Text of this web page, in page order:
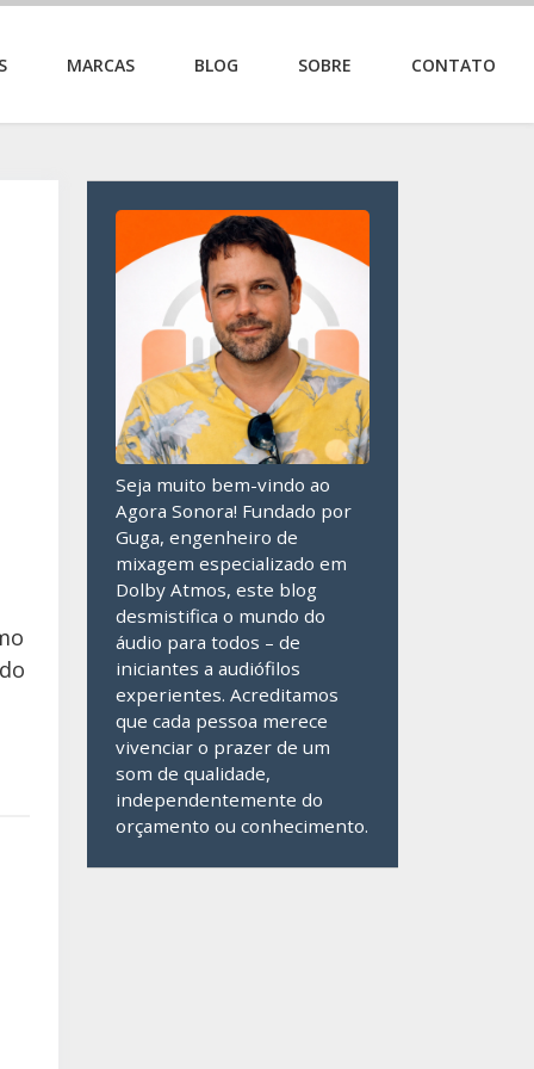
MARCAS BLOG SOBRE CONTATO
Seja muito bem-vindo ao
Agora Sonora! Fundado por
Guga, engenheiro de
mixagem especializado em
Dolby Atmos, este blog
desmistifica o mundo do
áudio para todos – de
iniciantes a audiófilos
experientes. Acreditamos
que cada pessoa merece
vivenciar o prazer de um
som de qualidade,
independentemente do
orçamento ou conhecimento.